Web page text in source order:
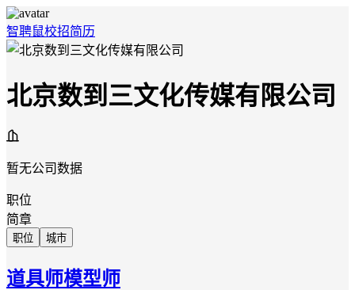
智聘鼠校招简历
北京数到三文化传媒有限公司
暂无公司数据
职位
简章
职位 城市
道具师模型师